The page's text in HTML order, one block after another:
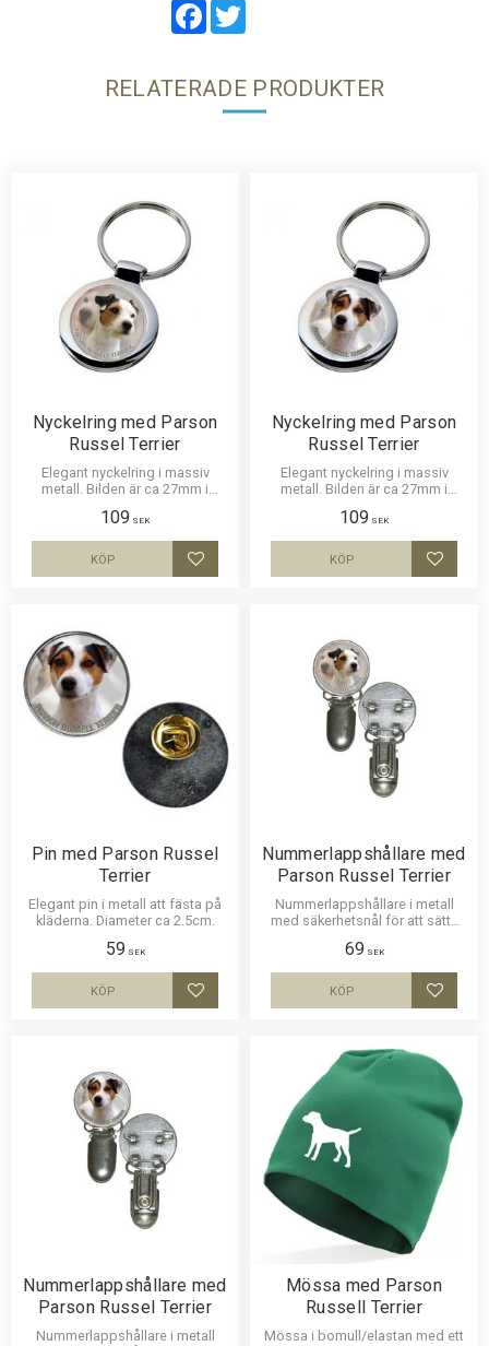
Facebook
RELATERADE PRODUKTER
Nyckelring med Parson
Russel Terrier
Elegant nyckelring i massiv
metall. Bilden är ca 27mm i
vara hållbar och ge ett uttryck av
djup i bilden.
109 SEK
Lägg till i favoriter
KÖP
Nyckelring med Parson
Russel Terrier
Elegant nyckelring i massiv
metall. Bilden är ca 27mm i
vara hållbar och ge ett intryck av
djup i bilden.
109 SEK
Lägg
KÖP
Pin med Parson Russel
Terrier
Elegant pin i metall att fästa på
kläderna. Diameter ca 2.5cm.
59 SEK
Lägg till i favoriter
KÖP
Nummerlappshållare med
Parson Russel Terrier
Nummerlappshållare i metall
med säkerhetsnål för att sätta
klämma för nummerlappen.
Bilden är ca 27mm i diameter
och laminerad för att vara hållbar
och ge ett uttryck av djup i
69 SEK
Lägg
KÖP
Nummerlappshållare med
Parson Russel Terrier
Nummerlappshållare i metall
Mössa med Parson
Russell Terrier
Mössa i bomull/elastan med ett